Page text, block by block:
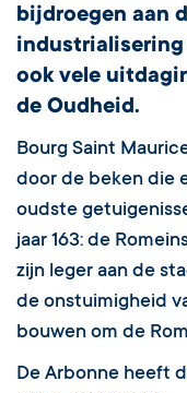
bijdroegen aan
industrialisering
ook vele
de Oudheid.
Bourg Saint
door de beken die
oudste
jaar 163: de
zijn leger aan de
de onstuimigheid
bouwen om de
De Arbonne heeft